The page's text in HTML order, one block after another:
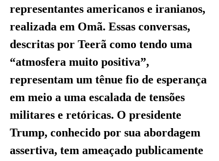
representantes americanos e iranianos,
realizada em Omã. Essas conversas,
descritas por Teerã como tendo uma
“atmosfera muito positiva”,
representam um tênue fio de esperança
em meio a uma escalada de tensões
militares e retóricas. O presidente
Trump, conhecido por sua abordagem
assertiva, tem ameaçado publicamente